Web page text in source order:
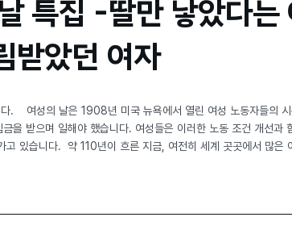
특집 -딸만 낳았다는
받았던 여자
. 여성의 날은 1908년 미국 뉴욕에서 열린 여성 노동자들의 시
을 받으며 일해야 했습니다. 여성들은 이러한 노동 조건 개선과
고 있습니다. 약 110년이 흐른 지금, 여전히 세계 곳곳에서 많은